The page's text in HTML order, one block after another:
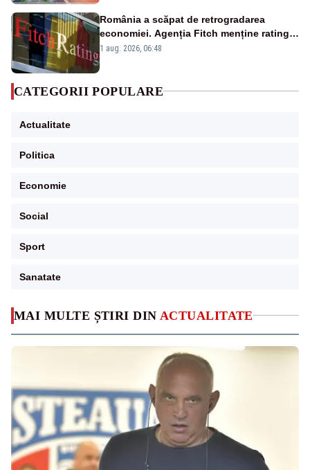
MAI MULTE ȘTIRI DIN ACTUALITATE
România a scăpat de retrogradarea
economiei. Agenția Fitch menține ratingul
„BBB-” cu perspectivă negativă
1 aug. 2026, 06:48
CATEGORII POPULARE
Actualitate
Politica
Economie
Social
Sport
Sanatate